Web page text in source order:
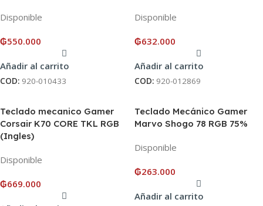
Disponible
₲550.000
Añadir al carrito
COD: 920-010433
Disponible
₲632.000
Añadir al carrito
COD: 920-012869
Teclado mecanico Gamer
Corsair K70 CORE TKL RGB
(Ingles)
Disponible
₲669.000
Teclado Mecánico Gamer
Marvo Shogo 78 RGB 75%
Disponible
₲263.000
Añadir al carrito